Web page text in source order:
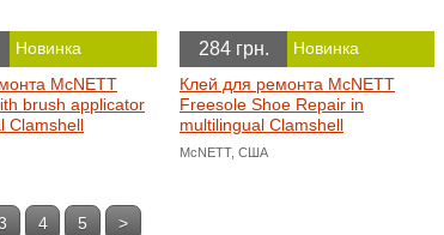
Новинка
McNETT
brush applicator
Clamshell
284 грн. Новинка
Клей для ремонта McNETT
Freesole Shoe Repair in
multilingual Clamshell
McNETT, США
4 5 >